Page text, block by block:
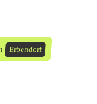
Erbendorf